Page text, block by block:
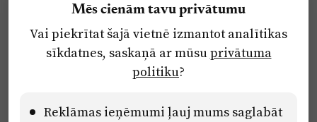
Privātuma politika
Ētikas kodekss
Pārredzamības paziņojumi
Mēs cienām tavu privātumu
Vai piekrītat šajā vietnē izmantot analītikas
sīkdatnes, saskaņā ar mūsuprivātuma
politiku?
Reklāmas ieņēmumi ļauj mums saglabāt